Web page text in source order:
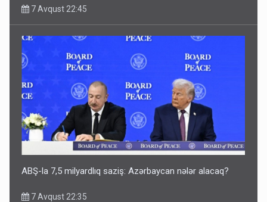
7 Avqust 22:45
ABŞ-la 7,5 milyardlıq saziş: Azərbaycan nələr alacaq?
7 Avqust 22:35